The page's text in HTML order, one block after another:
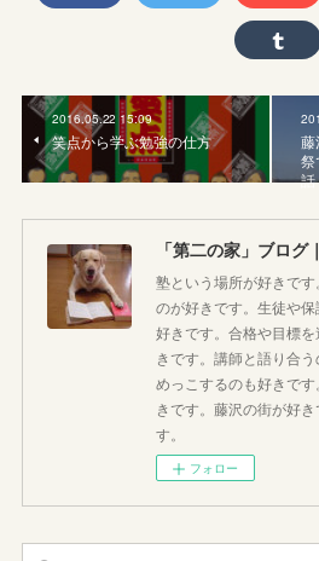
2016.05.22 15:09
笑点から学ぶ勉強の仕方
藤
祭
話
塾という場所が好きで
のが好きです。生徒や
好きです。合格や目標
きです。講師と語り合
めっこするのも好きで
きです。藤沢の街が好
す。
フォロー